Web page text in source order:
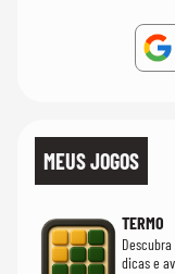
MEUS JOGOS
TERMO
dicas e